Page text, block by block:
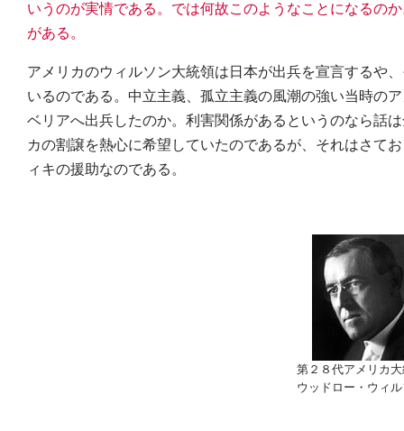
いうのが実情である。では何故このようなことになるの
がある。
アメリカのウィルソン大統領は日本が出兵を宣言するや
いるのである。中立主義、孤立主義の風潮の強い当時の
ベリアへ出兵したのか。利害関係があるというのなら話
カの割譲を熱心に希望していたのであるが、それはさて
ィキの援助なのである。
第２８代アメリカ
ウッドロー・ウィ